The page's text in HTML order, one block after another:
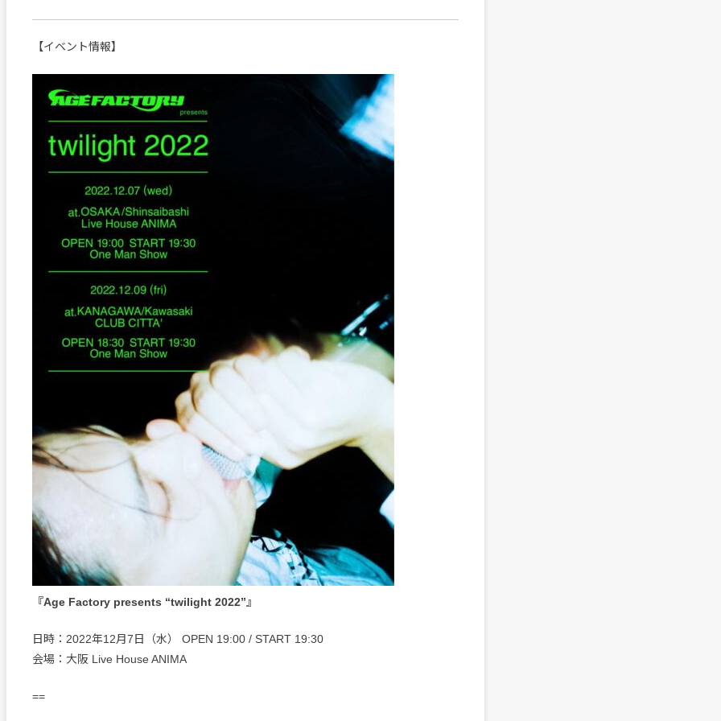
【イベント情報】
『Age Factory presents “twilight 2022”』
日時：2022年12月7日（水） OPEN 19:00 / START 19:30
会場：大阪 Live House ANIMA
==